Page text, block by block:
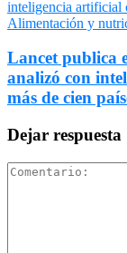
Alimentación y
Lancet publica
analizó con
más de cien
Dejar respuesta